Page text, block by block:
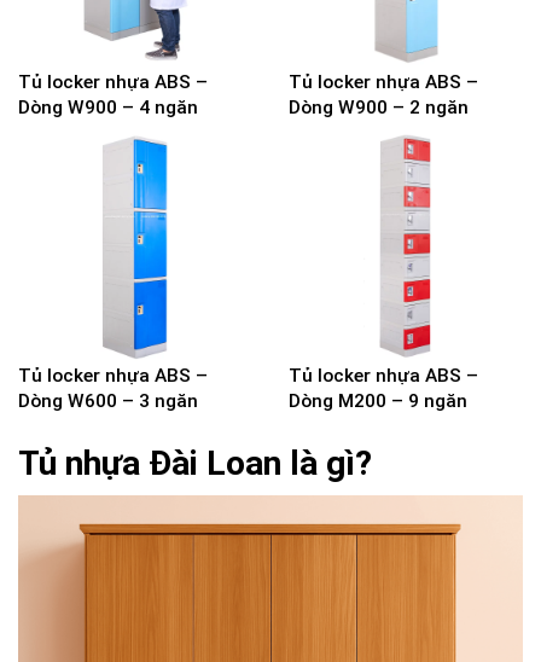
Tủ locker nhựa ABS –
Dòng W900 – 4 ngăn
Tủ locker nhựa ABS –
Dòng W900 – 2 ngăn
Tủ locker nhựa ABS –
Dòng W600 – 3 ngăn
Tủ locker nhựa ABS –
Dòng M200 – 9 ngăn
Tủ nhựa Đài Loan là gì?